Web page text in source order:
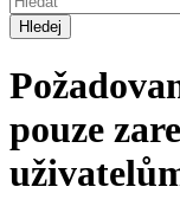
Hledej
pouze